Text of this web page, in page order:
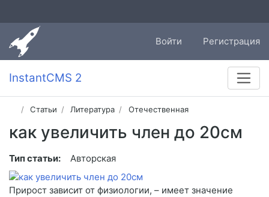
Войти Регистрация
InstantCMS 2
Статьи Литература Отечественная
как увеличить член до 20см
Тип статьи: Авторская
Прирост зависит от физиологии, – имеет значение